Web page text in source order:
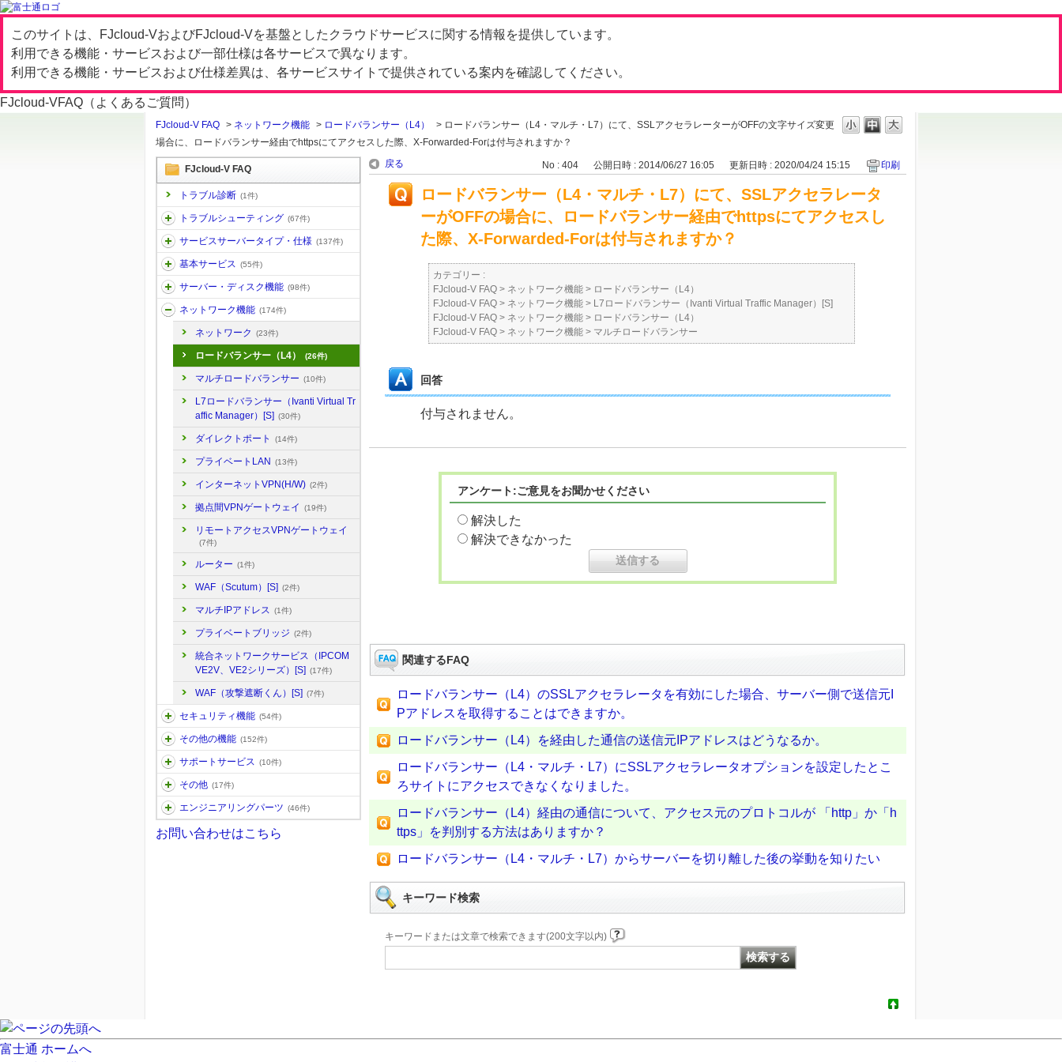
このサイトは、FJcloud-VおよびFJcloud-Vを基盤としたクラウドサービスに関する情報を提供しています。
利用できる機能・サービスおよび一部仕様は各サービスで異なります。
利用できる機能・サービスおよび仕様差異は、各サービスサイトで提供されている案内を確認してください。
FJcloud-VFAQ（よくあるご質問）
文字サイズ変更
FJcloud-V FAQ > ネットワーク機能 > ロードバランサー（L4） > ロードバランサー（L4・マルチ・L7）にて、SSLアクセラレーターがOFFの
場合に、ロードバランサー経由でhttpsにてアクセスした際、X-Forwarded-Forは付与されますか？
FJcloud-V FAQ
トラブル診断 (1件)
トラブルシューティング (67件)
サービスサーバータイプ・仕様 (137件)
基本サービス (55件)
サーバー・ディスク機能 (98件)
ネットワーク機能 (174件)
ネットワーク (23件)
ロードバランサー（L4） (26件)
マルチロードバランサー (10件)
L7ロードバランサー（Ivanti Virtual Tr
affic Manager）[S] (30件)
ダイレクトポート (14件)
プライベートLAN (13件)
インターネットVPN(H/W) (2件)
拠点間VPNゲートウェイ (19件)
リモートアクセスVPNゲートウェイ
(7件)
ルーター (1件)
WAF（Scutum）[S] (2件)
マルチIPアドレス (1件)
プライベートブリッジ (2件)
統合ネットワークサービス（IPCOM
VE2V、VE2シリーズ）[S] (17件)
WAF（攻撃遮断くん）[S] (7件)
セキュリティ機能 (54件)
その他の機能 (152件)
サポートサービス (10件)
その他 (17件)
エンジニアリングパーツ (46件)
お問い合わせはこちら
戻る No : 404 公開日時 : 2014/06/27 16:05 更新日時 : 2020/04/24 15:15 印刷
ロードバランサー（L4・マルチ・L7）にて、SSLアクセラレータ
ーがOFFの場合に、ロードバランサー経由でhttpsにてアクセスし
た際、X-Forwarded-Forは付与されますか？
カテゴリー :
FJcloud-V FAQ > ネットワーク機能 > ロードバランサー（L4）
FJcloud-V FAQ > ネットワーク機能 > L7ロードバランサー（Ivanti Virtual Traffic Manager）[S]
FJcloud-V FAQ > ネットワーク機能 > ロードバランサー（L4）
FJcloud-V FAQ > ネットワーク機能 > マルチロードバランサー
回答
付与されません。
アンケート:ご意見をお聞かせください
解決した
解決できなかった
関連するFAQ
ロードバランサー（L4）のSSLアクセラレータを有効にした場合、サーバー側で送信元I
Pアドレスを取得することはできますか。
ロードバランサー（L4）を経由した通信の送信元IPアドレスはどうなるか。
ロードバランサー（L4・マルチ・L7）にSSLアクセラレータオプションを設定したとこ
ろサイトにアクセスできなくなりました。
ロードバランサー（L4）経由の通信について、アクセス元のプロトコルが 「http」か「h
ttps」を判別する方法はありますか？
ロードバランサー（L4・マルチ・L7）からサーバーを切り離した後の挙動を知りたい
キーワード検索
キーワードまたは文章で検索できます(200文字以内)
富士通 ホームへ